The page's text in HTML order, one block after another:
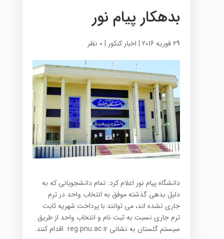
بدهکار پیام نور
29 فوریه 2016 | اخبار کنکور | 0 نظر
دانشگاه پیام نور اعلام کرد: تمام دانشجویانی که به
دلیل بدهی گذشته موفق به انتخاب واحد در ترم
جاری نشده اند، می توانند با پرداخت شهریه ثابت
ترم جاری نسبت به ثبت نام و انتخاب واحد از طریق
سیستم گلستان به نشانی reg.pnu.ac.irاقدام کنند.